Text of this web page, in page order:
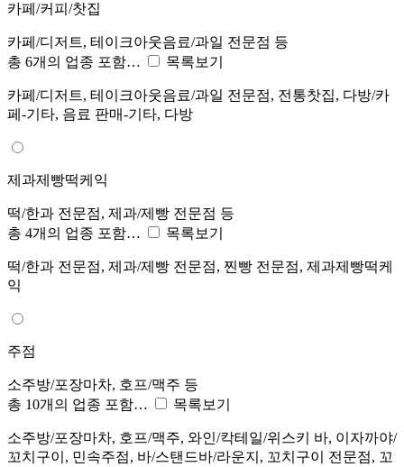
카페/커피/찻집
카페/디저트, 테이크아웃음료/과일 전문점 등
총 6개의 업종 포함…
목록보기
카페/디저트, 테이크아웃음료/과일 전문점, 전통찻집, 다방/카
페-기타, 음료 판매-기타, 다방
제과제빵떡케익
떡/한과 전문점, 제과/제빵 전문점 등
총 4개의 업종 포함…
목록보기
떡/한과 전문점, 제과/제빵 전문점, 찐빵 전문점, 제과제빵떡케
익
주점
소주방/포장마차, 호프/맥주 등
총 10개의 업종 포함…
목록보기
소주방/포장마차, 호프/맥주, 와인/칵테일/위스키 바, 이자까야/
꼬치구이, 민속주점, 바/스탠드바/라운지, 꼬치구이 전문점, 꼬